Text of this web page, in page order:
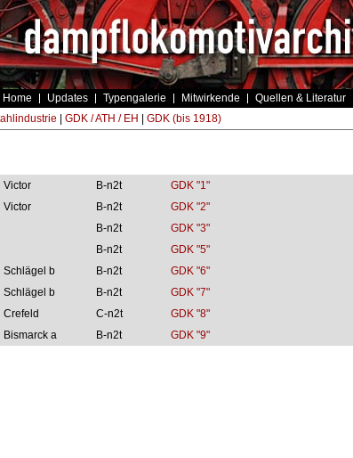
Home Updates Typengalerie Mitwirkende Quellen & Literatur
GDK / ATH / EH GDK (bis 1918)
Victor B-n2t
GDK "1"
Victor B-n2t
GDK "2"
B-n2t
GDK "3"
B-n2t
GDK "5"
Schlägel b B-n2t
GDK "6"
Schlägel b B-n2t
GDK "7"
Crefeld C-n2t
GDK "8"
Bismarck a B-n2t GDK "9"